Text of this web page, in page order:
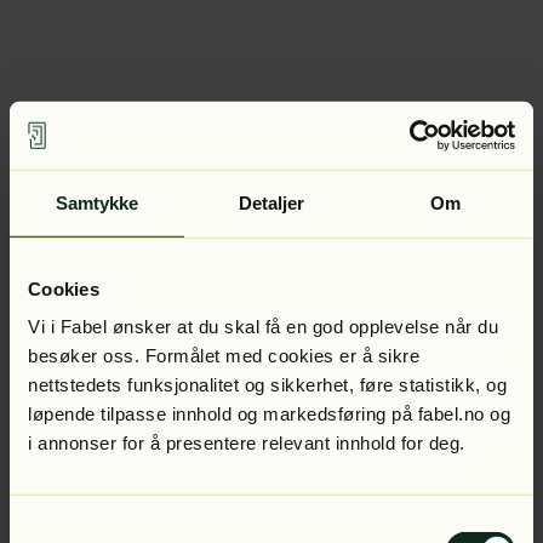
Samtykke Detaljer Om
Cookies
Vi i Fabel ønsker at du skal få en god opplevelse når du
besøker oss. Formålet med cookies er å sikre
nettstedets funksjonalitet og sikkerhet, føre statistikk, og
løpende tilpasse innhold og markedsføring på fabel.no og
i annonser for å presentere relevant innhold for deg.